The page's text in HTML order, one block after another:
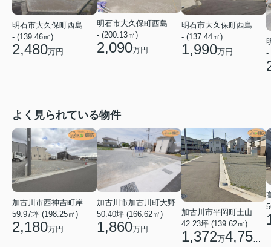
明石市大久保町西島
- (139.46㎡)
2,480万円
明石市大久保町西島
- (200.13㎡)
2,090万円
明石市大久保町西島
- (137.44㎡)
1,990万円 -
よく見られている物件
加古川市西神吉町岸
59.97坪 (198.25㎡)
2,180万円
加古川市加古川町大野
50.40坪 (166.62㎡)
1,860万円
加古川市平岡町土山
42.23坪 (139.62㎡)
1,372万4,750